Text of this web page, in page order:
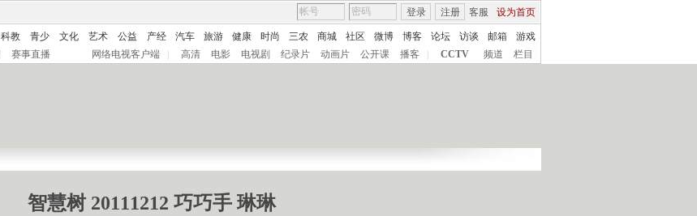
客服 设为首页
登录 注册
科教 青少 文化 艺术 公益 产经 汽车 旅游 健康 时尚 三农 商城 社区 微博 博客 论坛 访谈 邮箱
游戏
赛事直播 网络电视客户端 高清 电影 电视剧 纪录片 动画片 公开课 播客 CCTV 频道 栏目
智慧树 20111212 巧巧手 琳琳